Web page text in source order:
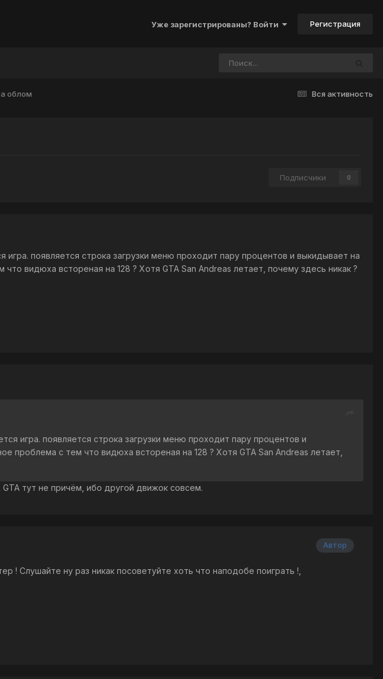
Уже зарегистрированы? Войти Регистрация
Вся активность
облом
Подписчики 0
игра. появляется строка загрузки меню проходит пару процентов и выкидывает на
видюха встореная на 128 ? Хотя GTA San Andreas летает, почему здесь никак ?
игра. появляется строка загрузки меню проходит пару процентов и
проблема с тем что видюха встореная на 128 ? Хотя GTA San Andreas летает,
тут не причём, ибо другой движок совсем.
Автор
! Слушайте ну раз никак посоветуйте хоть что наподобе поиграть !,